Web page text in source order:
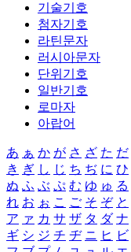
기술기호
첨자기호
라틴문자
러시아문자
단위기호
일반기호
로마자
아랍어
あ ぁ か が さ ざ た だ
き ぎ し じ ち ぢ に ひ
ぬ ふ ぶ ぷ む ゆ ゅ る
れ お ぉ こ ご そ ぞ と
ア ァ カ サ ザ タ ダ ナ
ギ シ ジ チ ヂ ニ ヒ ビ